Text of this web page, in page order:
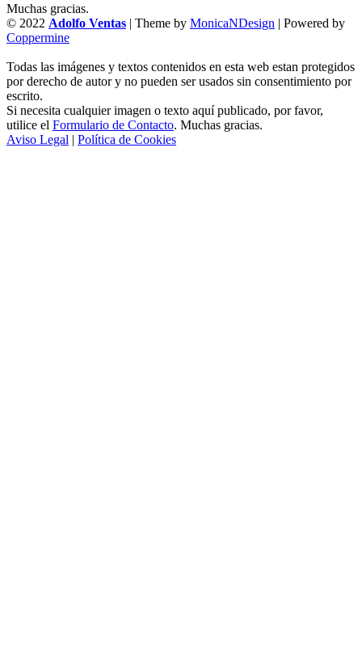
Muchas gracias.
© 2022 Adolfo Ventas | Theme by MonicaNDesign | Powered by
Coppermine
Todas las imágenes y textos contenidos en esta web estan protegidos
por derecho de autor y no pueden ser usados sin consentimiento por
escrito.
Si necesita cualquier imagen o texto aquí publicado, por favor,
utilice el Formulario de Contacto. Muchas gracias.
Aviso Legal | Política de Cookies